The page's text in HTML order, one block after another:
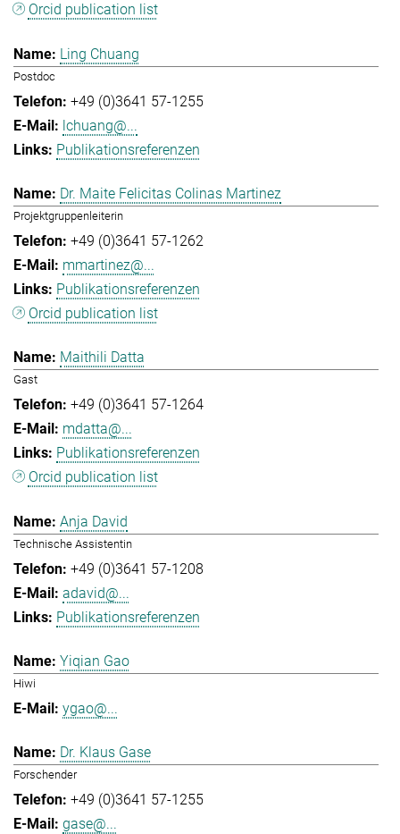
Orcid publication list
Ling Chuang
Postdoc
+49 (0)3641 57-1255
lchuang@...
Publikationsreferenzen
Dr. Maite Felicitas Colinas Martinez
Projektgruppenleiterin
+49 (0)3641 57-1262
mmartinez@...
Publikationsreferenzen
Orcid publication list
Maithili Datta
Gast
+49 (0)3641 57-1264
mdatta@...
Publikationsreferenzen
Orcid publication list
Anja David
Technische Assistentin
+49 (0)3641 57-1208
adavid@...
Publikationsreferenzen
Yiqian Gao
Hiwi
ygao@...
Dr. Klaus Gase
Forschender
+49 (0)3641 57-1255
gase@...